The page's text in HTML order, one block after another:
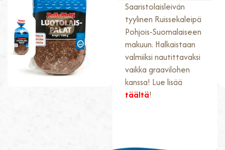
Saaristolaisleivän
tyylinen Ruissekaleipä
Pohjois-Suomalaiseen
makuun. Halkaistaan
valmiiksi nautittavaksi
vaikka graavilohen
kanssa! Lue lisää
täältä!